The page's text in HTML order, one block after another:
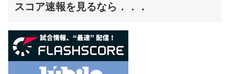
スコア速報を見るなら．．．